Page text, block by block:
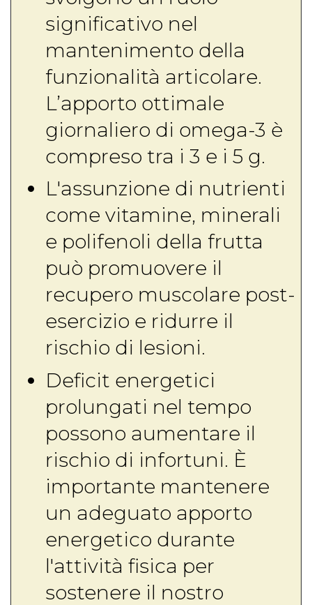
significativo nel
mantenimento della
funzionalità articolare.
L’apporto ottimale
giornaliero di omega-3 è
compreso tra i 3 e i 5 g.
L'assunzione di nutrienti
come vitamine, minerali
e polifenoli della frutta
può promuovere il
recupero muscolare post-
esercizio e ridurre il
rischio di lesioni.
Deficit energetici
prolungati nel tempo
possono aumentare il
rischio di infortuni. È
importante mantenere
un adeguato apporto
energetico durante
l'attività fisica per
sostenere il nostro